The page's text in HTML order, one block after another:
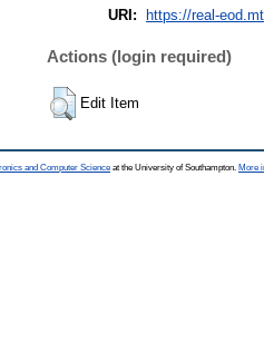
URI: https://real-
Actions (login required)
Edit Item
and Computer Science at the University of Southampton. More